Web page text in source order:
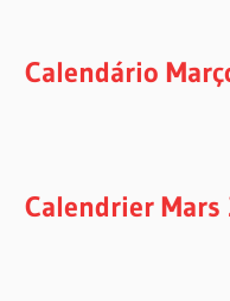
Calendário
Calendrier